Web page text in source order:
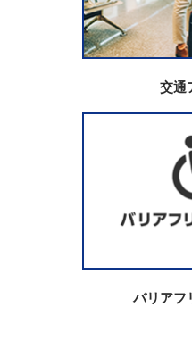
交通
バリアフ